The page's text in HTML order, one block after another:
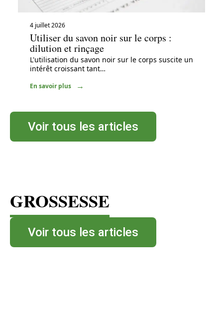
4 juillet 2026
Utiliser du savon noir sur le corps :
dilution et rinçage
L'utilisation du savon noir sur le corps suscite un
intérêt croissant tant…
En savoir plus
Voir tous les articles
GROSSESSE
Voir tous les articles